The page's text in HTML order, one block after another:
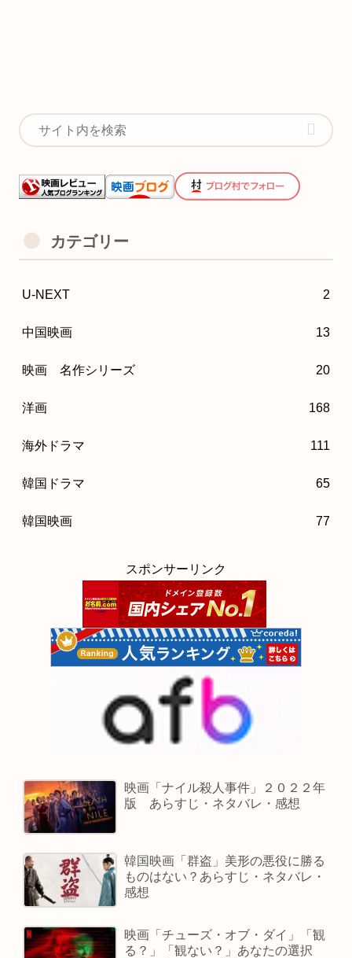
カテゴリー
U-NEXT 2
中国映画 13
映画 名作シリーズ 20
洋画 168
海外ドラマ 111
韓国ドラマ 65
韓国映画 77
スポンサーリンク
映画「ナイル殺人事件」２０２２年
版 あらすじ・ネタバレ・感想
韓国映画「群盗」美形の悪役に勝る
ものはない？あらすじ・ネタバレ・
感想
映画「チューズ・オブ・ダイ」「観
る？」「観ない？」あなたの選択